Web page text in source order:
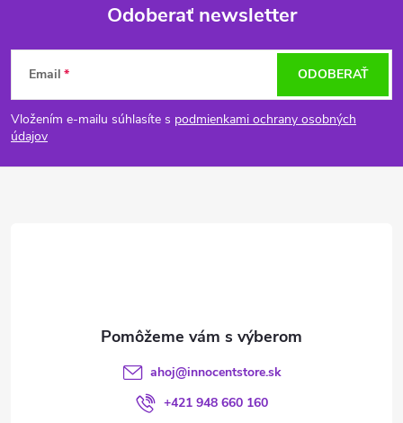
Z
á
p
Odoberať newsletter
Email
Vložením e-mailu súhlasíte s podmienkami ochrany osobných
údajov
ODOBERAŤ
ahoj@innocentstore.sk
+421 948 660 160